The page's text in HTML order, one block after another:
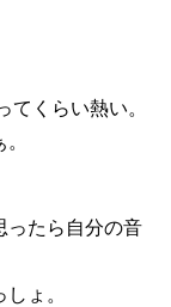
くらい熱い。
ったら自分の音
ょ。